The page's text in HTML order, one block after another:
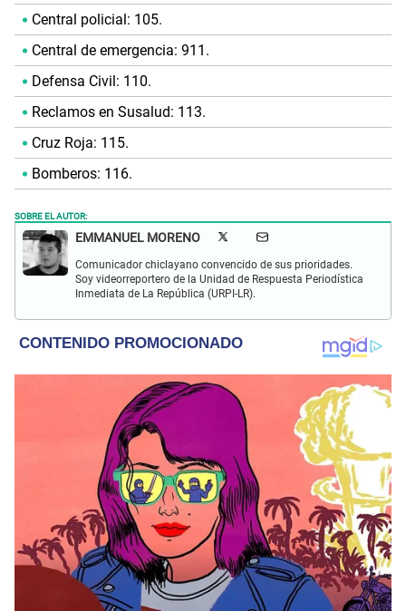
Central policial: 105.
Central de emergencia: 911.
Defensa Civil: 110.
Reclamos en Susalud: 113.
Cruz Roja: 115.
Bomberos: 116.
SOBRE EL AUTOR:
EMMANUEL MORENO
Comunicador chiclayano convencido de sus prioridades.
Soy videorreportero de la Unidad de Respuesta Periodística
Inmediata de La República (URPI-LR).